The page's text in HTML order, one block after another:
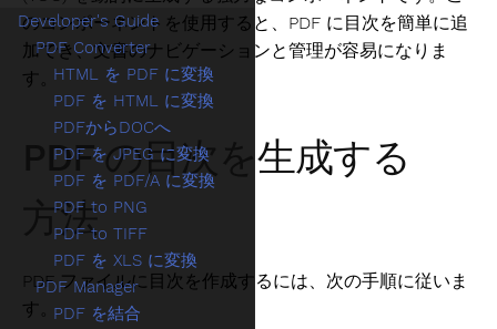
のコンポーネントを使用すると、PDF に目次を簡単に追
加でき、文書のナビゲーションと管理が容易になりま
す。
PDF の目次を生成する
方法
PDF ファイルに目次を作成するには、次の手順に従いま
す。
Developer's Guide
PDF Converter
HTML を PDF に変換
PDF を HTML に変換
PDFからDOCへ
PDF を JPEG に変換
PDF を PDF/A に変換
PDF to PNG
PDF to TIFF
PDF を XLS に変換
PDF Manager
PDF を結合